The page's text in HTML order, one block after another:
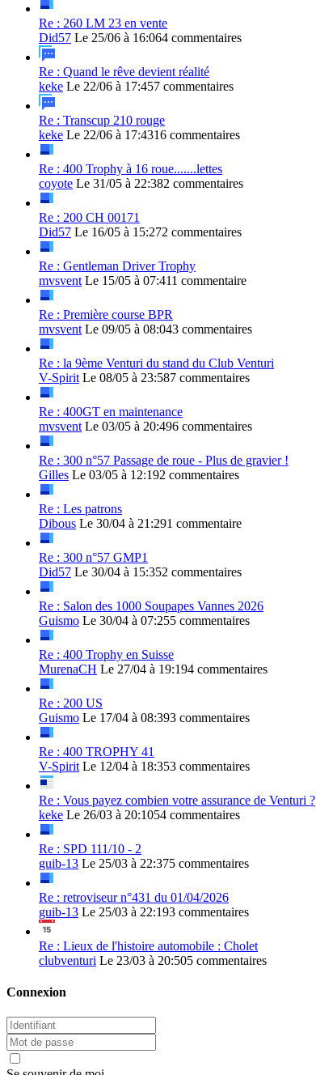
Re : 260 LM 23 en vente
Did57 Le 25/06 à 16:064 commentaires
Re : Quand le rêve devient réalité
keke Le 22/06 à 17:457 commentaires
Re : Transcup 210 rouge
keke Le 22/06 à 17:4316 commentaires
Re : 400 Trophy à 16 roue.......lettes
coyote Le 31/05 à 22:382 commentaires
Re : 200 CH 00171
Did57 Le 16/05 à 15:272 commentaires
Re : Gentleman Driver Trophy
mvsvent Le 15/05 à 07:411 commentaire
Re : Première course BPR
mvsvent Le 09/05 à 08:043 commentaires
Re : la 9ème Venturi du stand du Club Venturi
V-Spirit Le 08/05 à 23:587 commentaires
Re : 400GT en maintenance
mvsvent Le 03/05 à 20:496 commentaires
Re : 300 n°57 Passage de roue - Plus de gravier !
Gilles Le 03/05 à 12:192 commentaires
Re : Les patrons
Dibous Le 30/04 à 21:291 commentaire
Re : 300 n°57 GMP1
Did57 Le 30/04 à 15:352 commentaires
Re : Salon des 1000 Soupapes Vannes 2026
Guismo Le 30/04 à 07:255 commentaires
Re : 400 Trophy en Suisse
MurenaCH Le 27/04 à 19:194 commentaires
Re : 200 US
Guismo Le 17/04 à 08:393 commentaires
Re : 400 TROPHY 41
V-Spirit Le 12/04 à 18:353 commentaires
Re : Vous payez combien votre assurance de Venturi ?
keke Le 26/03 à 20:1054 commentaires
Re : SPD 111/10 - 2
guib-13 Le 25/03 à 22:375 commentaires
Re : retroviseur n°431 du 01/04/2026
guib-13 Le 25/03 à 22:193 commentaires
Re : Lieux de l'histoire automobile : Cholet
clubventuri Le 23/03 à 20:505 commentaires
Connexion